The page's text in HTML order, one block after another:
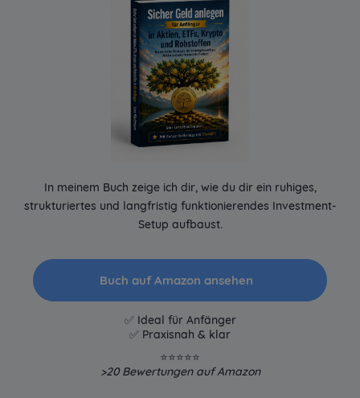
In meinem Buch zeige ich dir, wie du dir ein ruhiges,
strukturiertes und langfristig funktionierendes Investment-
Setup aufbaust.
Buch auf Amazon ansehen
✅ Ideal für Anfänger
✅ Praxisnah & klar
⭐⭐⭐⭐⭐
>20Bewertungen auf Amazon